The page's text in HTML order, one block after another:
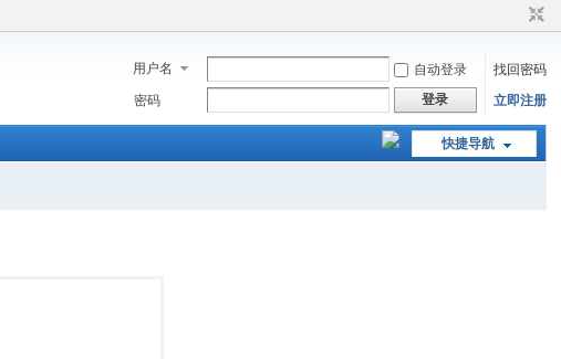
用户名 自动登录
找回密码
密码
登录 立即注册
快捷导航